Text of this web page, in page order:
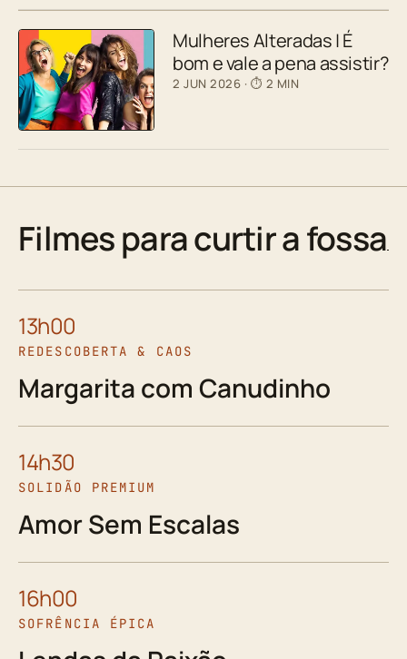
Mulheres Alteradas | É
bom e vale a pena assistir?
2 JUN 2026 · ⏱ 2 MIN
Filmes para curtir a fossa
13h00
REDESCOBERTA & CAOS
Margarita com Canudinho
14h30
SOLIDÃO PREMIUM
Amor Sem Escalas
16h00
SOFRÊNCIA ÉPICA